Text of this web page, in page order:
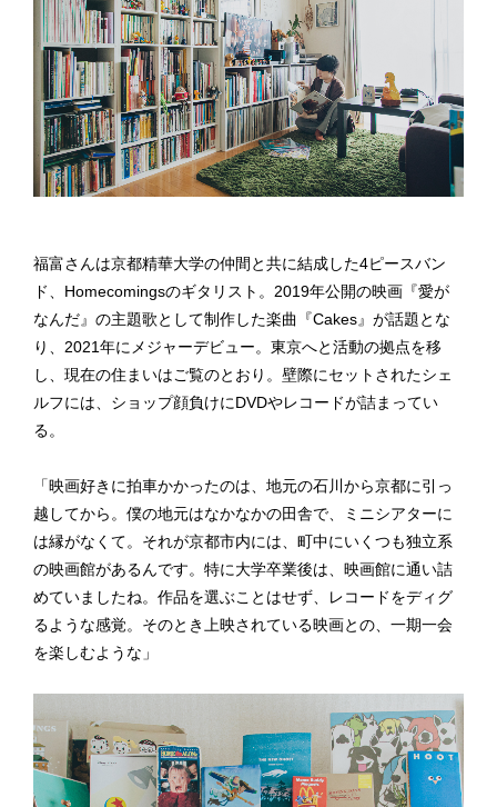
福富さんは京都精華大学の仲間と共に結成した4ピースバン
ド、Homecomingsのギタリスト。2019年公開の映画『愛が
なんだ』の主題歌として制作した楽曲『Cakes』が話題とな
り、2021年にメジャーデビュー。東京へと活動の拠点を移
し、現在の住まいはご覧のとおり。壁際にセットされたシェ
ルフには、ショップ顔負けにDVDやレコードが詰まってい
る。
「映画好きに拍車かかったのは、地元の石川から京都に引っ
越してから。僕の地元はなかなかの田舎で、ミニシアターに
は縁がなくて。それが京都市内には、町中にいくつも独立系
の映画館があるんです。特に大学卒業後は、映画館に通い詰
めていましたね。作品を選ぶことはせず、レコードをディグ
るような感覚。そのとき上映されている映画との、一期一会
を楽しむような」